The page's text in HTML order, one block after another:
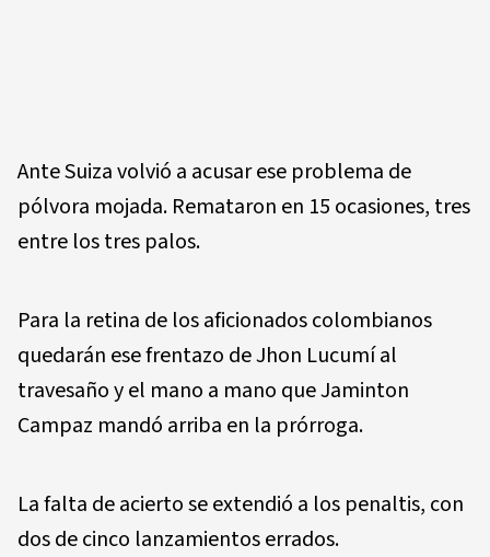
Ante Suiza volvió a acusar ese problema de
pólvora mojada. Remataron en 15 ocasiones, tres
entre los tres palos.
Para la retina de los aficionados colombianos
quedarán ese frentazo de Jhon Lucumí al
travesaño y el mano a mano que Jaminton
Campaz mandó arriba en la prórroga.
La falta de acierto se extendió a los penaltis, con
dos de cinco lanzamientos errados.